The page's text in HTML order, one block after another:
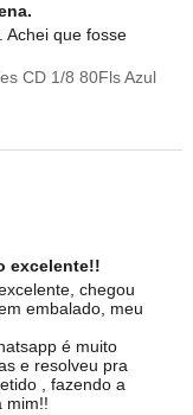
Achei que fosse
CD 1/8 80Fls Azul
excelente!!
chegou
embalado, meu
é muito
e resolveu pra
, fazendo a
mim!!